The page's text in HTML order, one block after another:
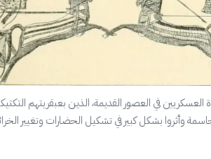
في العصور القديمة، الذين بعبقريتهم
وأثروا بشكل كبير في تشكيل الحضارات وتغيير